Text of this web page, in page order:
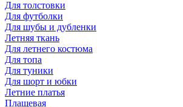
Для толстовки
Для футболки
Для шубы и дубленки
Летняя ткань
Для летнего костюма
Для топа
Для туники
Для шорт и юбки
Летние платья
Плащевая